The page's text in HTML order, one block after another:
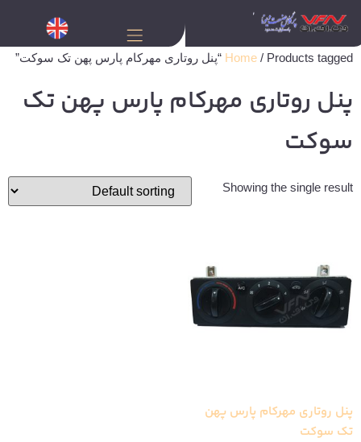
Home / Products tagged “پنل روتاری مهرکام پارس پهن تک سوکت”
پنل روتاری مهرکام پارس پهن تک
سوکت
Showing the single result
پنل روتاری مهرکام پارس پهن
تک سوکت